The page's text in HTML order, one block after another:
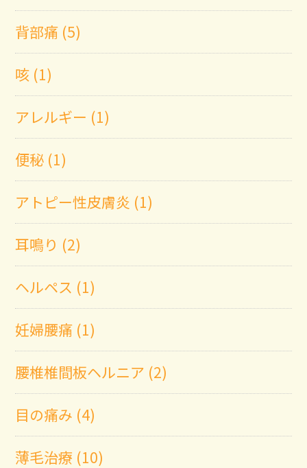
背部痛 (5)
咳 (1)
アレルギー (1)
便秘 (1)
アトピー性皮膚炎 (1)
耳鳴り (2)
ヘルペス (1)
妊婦腰痛 (1)
腰椎椎間板ヘルニア (2)
目の痛み (4)
薄毛治療 (10)